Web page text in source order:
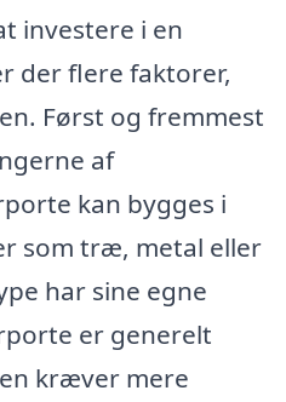
investere i en
der flere faktorer,
Først og fremmest
af
kan bygges i
som træ, metal eller
har sine egne
er generelt
kræver mere